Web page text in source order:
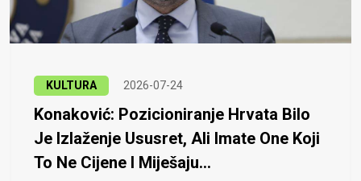
KULTURA 2026-07-24
Konaković: Pozicioniranje Hrvata Bilo
Je Izlaženje Ususret, Ali Imate One Koji
To Ne Cijene I Miješaju...